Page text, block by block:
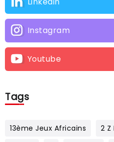
Instagram
Youtube
Tags
13ème Jeux Africains 2 Z